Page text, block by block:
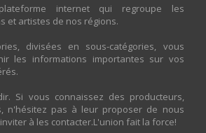
internet qui regroupe les
et artistes de nos régions.
divisées en sous-catégories, vous
les informations importantes sur vos
Si vous connaissez des producteurs,
n'hésitez pas à leur proposer de nous
à les contacter.L'union fait la force!